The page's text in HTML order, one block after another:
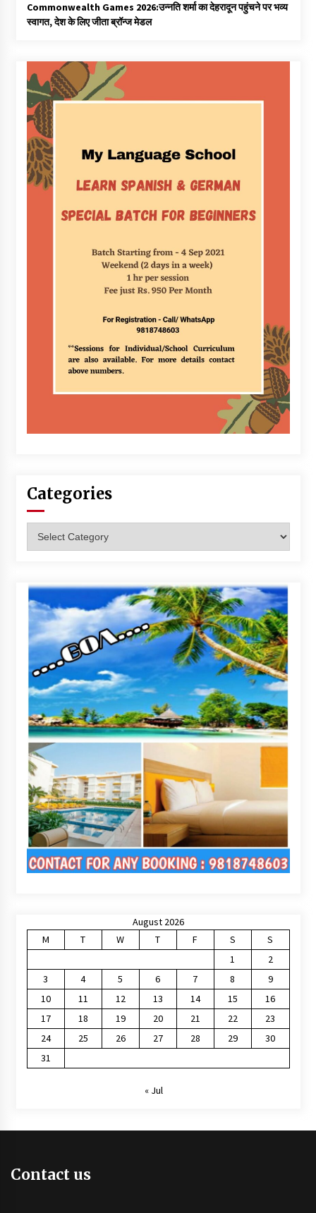
Commonwealth Games 2026:उन्नति शर्मा का देहरादून पहुंचने पर भव्य
स्वागत, देश के लिए जीता ब्रॉन्ज मेडल
Categories
August 2026
M
T W T F S
S
1
2
3
4 5 6 7 8
9
10
11 12 13 14 15
16
17
18 19 20 21 22
23
24
25 26 27 28 29
30
31
« Jul
Contact us